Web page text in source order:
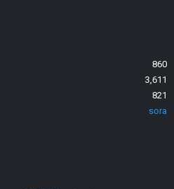
860
3,611
821
sora